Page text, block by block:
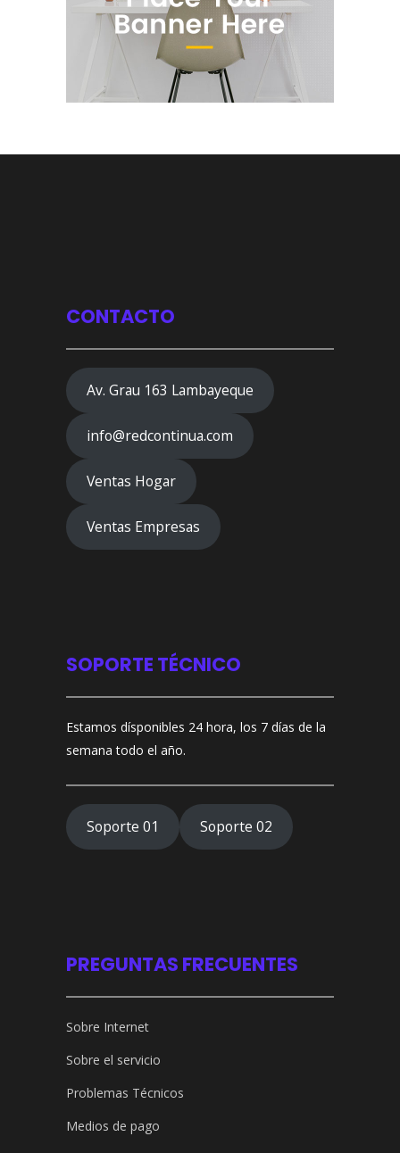
CONTACTO
Av. Grau 163 Lambayeque
info@redcontinua.com
Ventas Hogar
Ventas Empresas
SOPORTE TÉCNICO
Estamos dísponibles 24 hora, los 7 días de la
semana todo el año.
Soporte 01 Soporte 02
PREGUNTAS FRECUENTES
Sobre Internet
Sobre el servicio
Problemas Técnicos
Medios de pago